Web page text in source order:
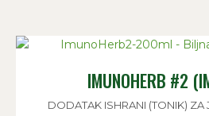
IMUNOHERB #2
DODATAK ISHRANI (TONIK) ZA